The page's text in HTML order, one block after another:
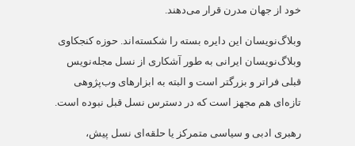
خود از جهان مدرن قرار می‌دهند.
وبلاگ‌نویسان این دایره بسته را شکسته‌اند. حوزه کنجکاوی
وبلاگ‌نویسان ایرانی به طور آشکاری از نسل مجله‌نویس
قبلی فراتر و بزرگتر است و البته به ابزارهای وب‌پژوهی
تازه‌ای هم مجهز است که در دسترس نسل قبل نبوده است.
رهبری ادبی و سیاسی متمرکز یا حلقه‌ای نسل پیش،